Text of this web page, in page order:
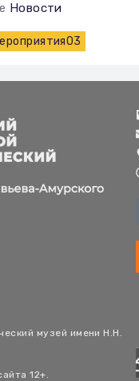
Новости
музей имени Н.Н.
12+.